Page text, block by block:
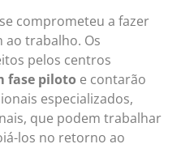
comprometeu a fazer
ao trabalho. Os
pelos centros
fase piloto e contarão
especializados,
que podem trabalhar
los no retorno ao